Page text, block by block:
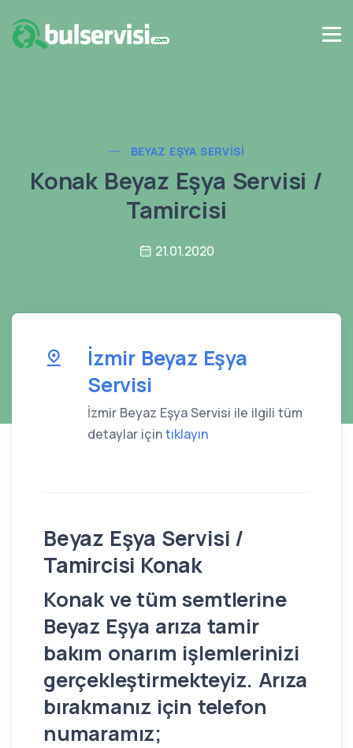
BEYAZ EŞYA SERVISI
Konak Beyaz Eşya Servisi /
Tamircisi
21.01.2020
İzmir Beyaz Eşya
Servisi
İzmir Beyaz Eşya Servisi ile ilgili tüm
detaylar içintıklayın
Beyaz Eşya Servisi /
Tamircisi Konak
Konak ve tüm semtlerine
Beyaz Eşya arıza tamir
bakım onarım işlemlerinizi
gerçekleştirmekteyiz. Arıza
bırakmanız için telefon
numaramız;